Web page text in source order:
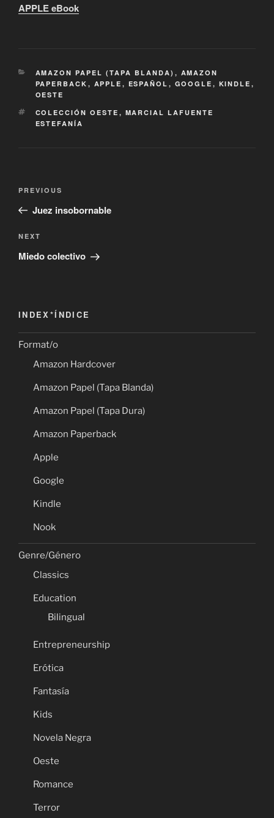
APPLE eBook
CATEGORIES
AMAZON PAPEL (TAPA BLANDA) , AMAZON
PAPERBACK , APPLE , ESPAÑOL , GOOGLE , KINDLE ,
OESTE
TAGS
COLECCIÓN OESTE , MARCIAL LAFUENTE
ESTEFANÍA
Previous
Post
PREVIOUS
Juez insobornable
Next
Post
NEXT
Miedo colectivo
INDEX*ÍNDICE
Format/o
Amazon Hardcover
Amazon Papel (Tapa Blanda)
Amazon Papel (Tapa Dura)
Amazon Paperback
Apple
Google
Kindle
Nook
Genre/Género
Classics
Education
Bilingual
Entrepreneurship
Erótica
Fantasía
Kids
Novela Negra
Oeste
Romance
Terror